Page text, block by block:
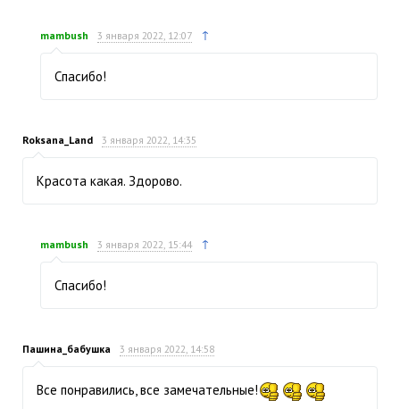
mambush 3 января 2022, 12:07 ↑
Спасибо!
Roksana_Land 3 января 2022, 14:35
Красота какая. Здорово.
mambush 3 января 2022, 15:44 ↑
Спасибо!
Пашина_бабушка 3 января 2022, 14:58
Все понравились, все замечательные!